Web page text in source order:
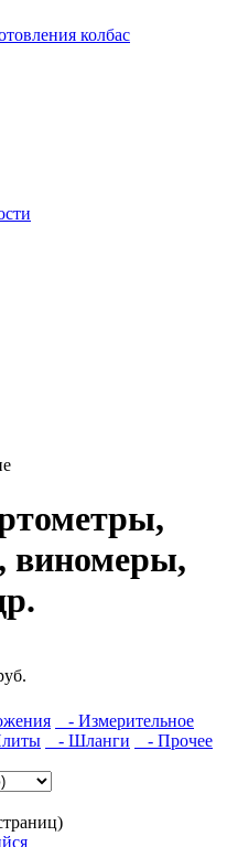
колбас
виномеры,
- Измерительное
- Шланги - Прочее